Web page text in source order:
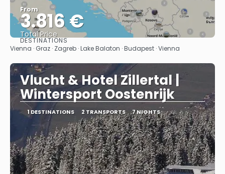
From
3.816 €
Total Price
See
DESTINATIONS
Vienna · Graz · Zagreb · Lake Balaton · Budapest · Vienna
Vlucht & Hotel Zillertal |
Wintersport Oostenrijk
1 DESTINATIONS 2 TRANSPORTS 7 NIGHTS